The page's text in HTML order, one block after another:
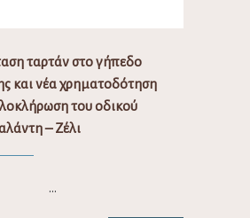
ταρτάν στο γήπεδο
και νέα χρηματοδότηση
του οδικού
– Ζέλι